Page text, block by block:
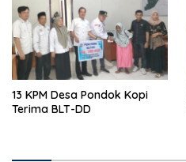
13 KPM Desa Pondok Kopi
Terima BLT-DD